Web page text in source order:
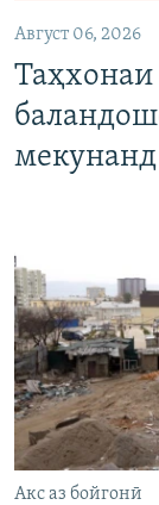
Август 06, 2026
мекунанд
Акс аз бойгонӣ